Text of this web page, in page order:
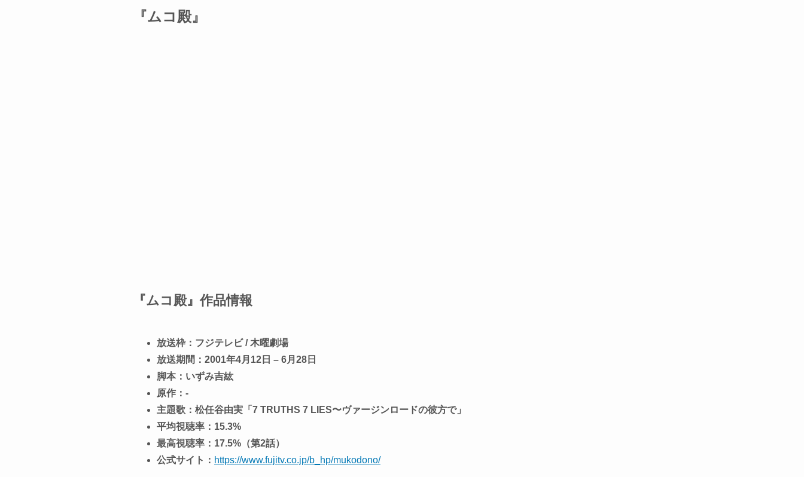
『ムコ殿』
『ムコ殿』作品情報
放送枠：フジテレビ / 木曜劇場
放送期間：2001年4月12日 – 6月28日
脚本：いずみ吉紘
原作：-
主題歌：松任谷由実「7 TRUTHS 7 LIES〜ヴァージンロードの彼方で」
平均視聴率：15.3%
最高視聴率：17.5%（第2話）
公式サイト： https://www.fujitv.co.jp/b_hp/mukodono/